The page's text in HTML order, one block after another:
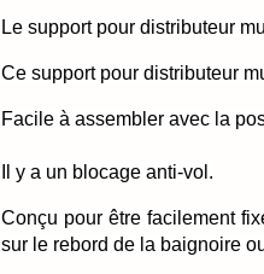
Le support pour distributeur
Ce support pour distributeur
Facile à assembler avec la
Il y a un blocage anti-vol.
Conçu pour être facilement
sur le rebord de la baignoire